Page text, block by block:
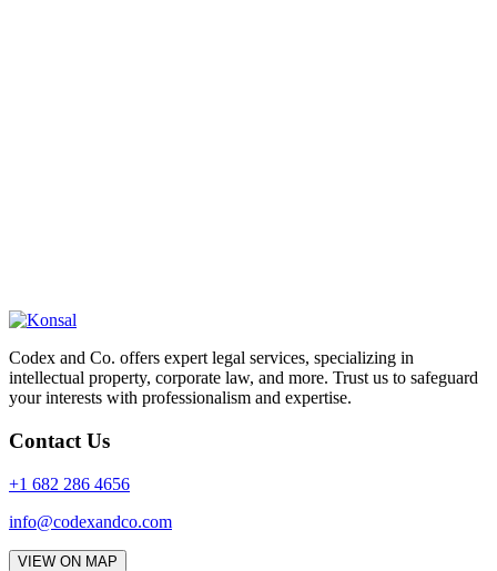
Codex and Co. offers expert legal services, specializing in
intellectual property, corporate law, and more. Trust us to safeguard
your interests with professionalism and expertise.
Contact Us
+1 682 286 4656
info@codexandco.com
VIEW ON MAP